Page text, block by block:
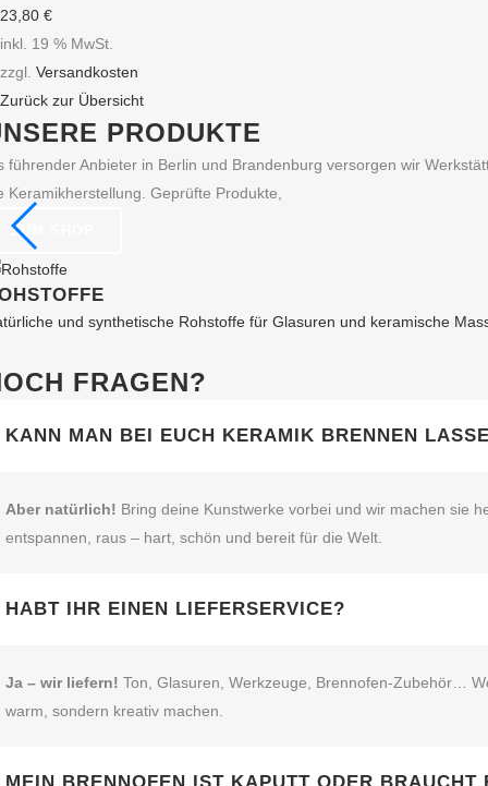
23,80 €
inkl. 19 % MwSt.
zzgl. Versandkosten
Zurück zur Übersicht
PRODUKTE
führender Anbieter in Berlin und Brandenburg versorgen wir
Keramikherstellung. Geprüfte Produkte,
ZUM SHOP
und synthetische Rohstoffe für Glasuren und keramische
FRAGEN?
KANN MAN BEI EUCH KERAMIK BRENNEN
Aber natürlich! Bring deine Kunstwerke vorbei und wir machen sie
entspannen, raus – hart, schön und bereit für die Welt.
HABT IHR EINEN LIEFERSERVICE?
Ja – wir liefern! Ton, Glasuren, Werkzeuge, Brennofen‑Zubehör…
warm, sondern kreativ machen.